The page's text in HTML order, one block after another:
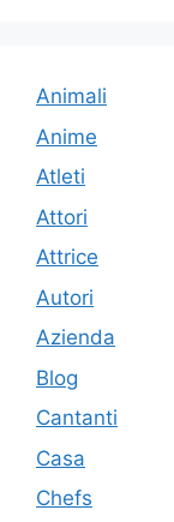
Animali
Anime
Atleti
Attori
Attrice
Autori
Azienda
Blog
Cantanti
Casa
Chefs